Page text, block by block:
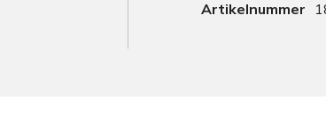
Artikelnummer